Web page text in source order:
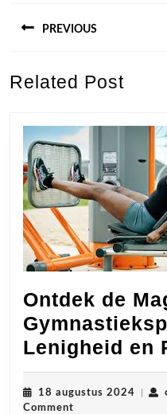
PREVIOUS
post:
Related Post
Ontdek de
Lenigheid en
18 augustus 2024 18
Comment